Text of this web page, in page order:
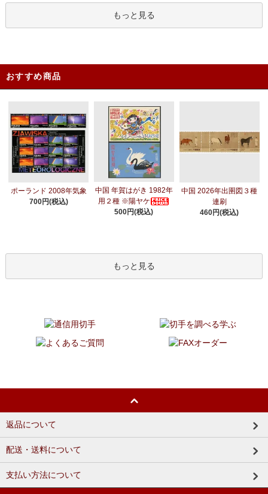
もっと見る
おすすめ商品
ポーランド 2008年気象
700円(税込)
中国 年賀はがき 1982年
用２種 ※陽ヤケ
500円(税込)
中国 2026年出圉図３種
連刷
460円(税込)
もっと見る
返品について
配送・送料について
支払い方法について